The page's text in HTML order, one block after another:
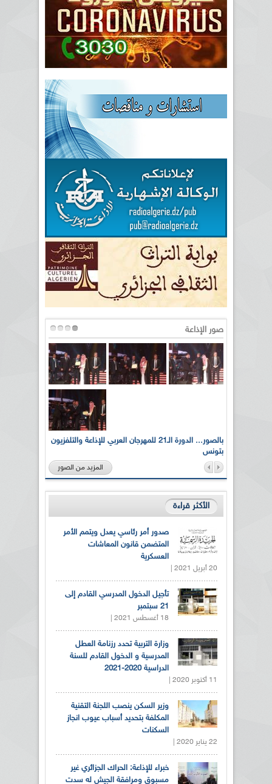
صور الإذاعة
بالصور... الدورة الـ21 للمهرجان العربي للإذاعة والتلفزيون
بتونس
المزيد من الصور
الأكثر قراءة
صدور أمر رئاسي يعدل ويتمم الأمر
المتضمن قانون المعاشات
العسكرية
20 أبريل 2021 |
تأجيل الدخول المدرسي القادم إلى
21 سبتمبر
18 أغسطس 2021 |
وزارة التربية تحدد رزنامة العطل
المدرسية و الدخول القادم للسنة
الدراسية 2020-2021
11 أكتوبر 2020 |
وزير السكن ينصب اللجنة التقنية
المكلفة بتحديد أسباب عيوب انجاز
السكنات
22 يناير 2020 |
خبراء للإذاعة: الحراك الجزائري غير
مسبوق ومرافقة الجيش له سدت